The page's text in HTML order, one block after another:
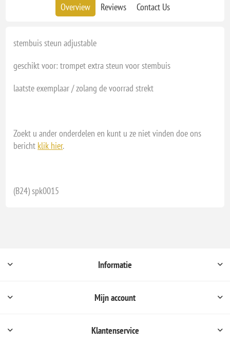
Overview Reviews Contact Us
stembuis steun adjustable
geschikt voor: trompet extra steun voor stembuis
laatste exemplaar / zolang de voorrad strekt
Zoekt u ander onderdelen en kunt u ze niet vinden doe ons
bericht klik hier.
(B24) spk0015
Informatie
Mijn account
Klantenservice